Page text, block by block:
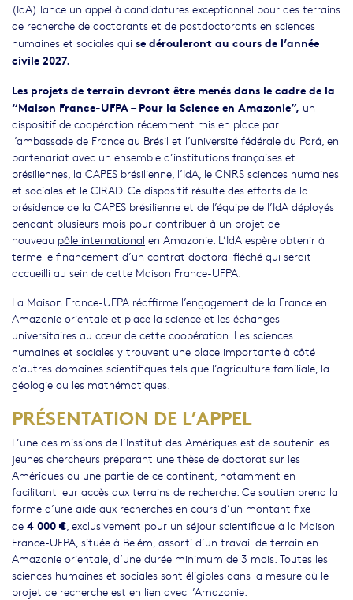
(IdA) lance un appel à candidatures exceptionnel pour des terrains
de recherche de doctorants et de postdoctorants en sciences
humaines et sociales qui se dérouleront au cours de l’année
civile 2027.
Les projets de terrain devront être menés dans le cadre de la
“Maison France-UFPA – Pour la Science en Amazonie”, un
dispositif de coopération récemment mis en place par
l’ambassade de France au Brésil et l’université fédérale du Pará, en
partenariat avec un ensemble d’institutions françaises et
brésiliennes, la CAPES brésilienne, l’IdA, le CNRS sciences humaines
et sociales et le CIRAD. Ce dispositif résulte des efforts de la
présidence de la CAPES brésilienne et de l’équipe de l’IdA déployés
pendant plusieurs mois pour contribuer à un projet de
nouveau pôle international en Amazonie. L’IdA espère obtenir à
terme le financement d’un contrat doctoral fléché qui serait
accueilli au sein de cette Maison France-UFPA.
La Maison France-UFPA réaffirme l’engagement de la France en
Amazonie orientale et place la science et les échanges
universitaires au cœur de cette coopération. Les sciences
humaines et sociales y trouvent une place importante à côté
d’autres domaines scientifiques tels que l’agriculture familiale, la
géologie ou les mathématiques.
PRÉSENTATION DE L’APPEL
L’une des missions de l’Institut des Amériques est de soutenir les
jeunes chercheurs préparant une thèse de doctorat sur les
Amériques ou une partie de ce continent, notamment en
facilitant leur accès aux terrains de recherche. Ce soutien prend la
forme d’une aide aux recherches en cours d’un montant fixe
de 4 000 € , exclusivement pour un séjour scientifique à la Maison
France-UFPA, située à Belém, assorti d’un travail de terrain en
Amazonie orientale, d’une durée minimum de 3 mois. Toutes les
sciences humaines et sociales sont éligibles dans la mesure où le
projet de recherche est en lien avec l’Amazonie.